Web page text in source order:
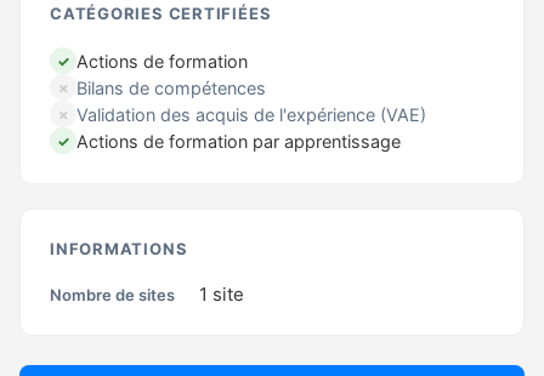
CATÉGORIES CERTIFIÉES
✓ Actions de formation
✗ Bilans de compétences
✗ Validation des acquis de l'expérience (VAE)
✓ Actions de formation par apprentissage
INFORMATIONS
Nombre de sites 1 site